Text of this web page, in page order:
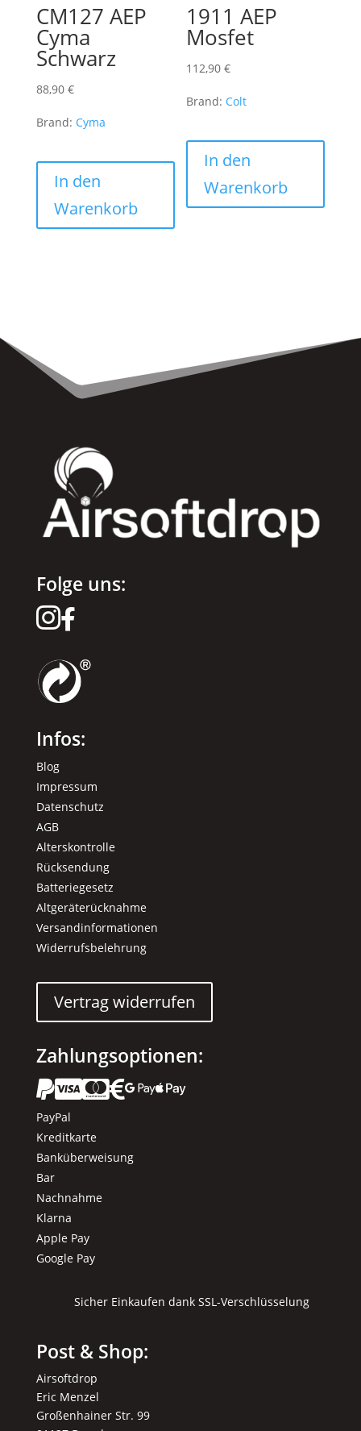
CM127 AEP
Cyma
Schwarz
88,90 €
Brand: Cyma
In den
Warenkorb
1911 AEP
Mosfet
112,90€
Brand: Colt
In den
Warenkorb
Folge uns:

Infos:
Blog
Impressum
Datenschutz
AGB
Alterskontrolle
Rücksendung
Batteriegesetz
Altgeräterücknahme
Versandinformationen
Widerrufsbelehrung
Vertrag widerrufen
Zahlungsoptionen:
 
PayPal
Kreditkarte
Banküberweisung
Bar
Nachnahme
Klarna
Apple Pay
Google Pay
Sicher Einkaufen dank SSL-Verschlüsselung
Post & Shop:
Airsoftdrop
Eric Menzel
Großenhainer Str. 99